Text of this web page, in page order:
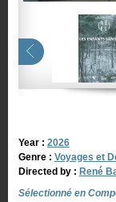
Year : 2026
Genre : Voyages et
Directed by : René
Sélectionné en